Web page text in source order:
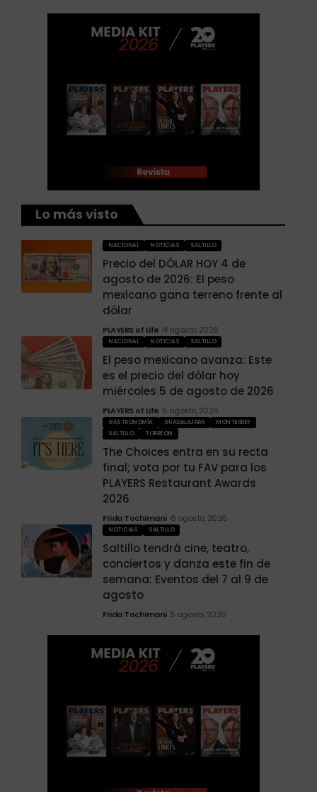
Lo más visto
NACIONAL NOTICIAS SALTILLO
Precio del DÓLAR HOY 4 de
agosto de 2026: El peso
mexicano gana terreno frente al
dólar
PLAYERS of Life 4 agosto, 2026
NACIONAL NOTICIAS SALTILLO
El peso mexicano avanza: Este
es el precio del dólar hoy
miércoles 5 de agosto de 2026
PLAYERS of Life 5 agosto, 2026
GASTRONOMÍA GUADALAJARA
MONTERREY
SALTILLO
TORREÓN
The Choices entra en su recta
final; vota por tu FAV para los
PLAYERS Restaurant Awards
2026
Frida Tochimani 6 agosto, 2026
NOTICIAS SALTILLO
Saltillo tendrá cine, teatro,
conciertos y danza este fin de
semana: Eventos del 7 al 9 de
agosto
Frida Tochimani 5 agosto, 2026